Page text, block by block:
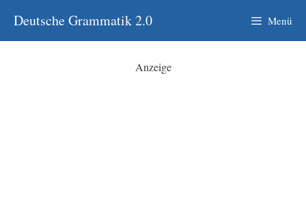
Inhalt
springen
Deutsche Grammatik 2.0 Menü
Anzeige